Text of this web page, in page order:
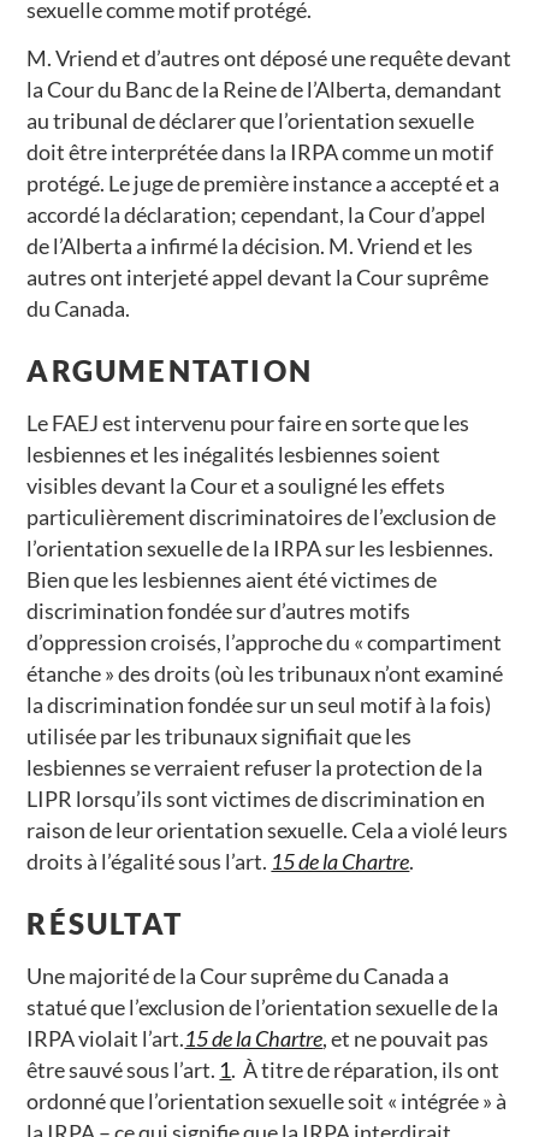
sexuelle comme motif protégé.
M. Vriend et d’autres ont déposé une requête devant
la Cour du Banc de la Reine de l’Alberta, demandant
au tribunal de déclarer que l’orientation sexuelle
doit être interprétée dans la IRPA comme un motif
protégé. Le juge de première instance a accepté et a
accordé la déclaration; cependant, la Cour d’appel
de l’Alberta a infirmé la décision. M. Vriend et les
autres ont interjeté appel devant la Cour suprême
du Canada.
ARGUMENTATION
Le FAEJ est intervenu pour faire en sorte que les
lesbiennes et les inégalités lesbiennes soient
visibles devant la Cour et a souligné les effets
particulièrement discriminatoires de l’exclusion de
l’orientation sexuelle de la IRPA sur les lesbiennes.
Bien que les lesbiennes aient été victimes de
discrimination fondée sur d’autres motifs
d’oppression croisés, l’approche du « compartiment
étanche » des droits (où les tribunaux n’ont examiné
la discrimination fondée sur un seul motif à la fois)
utilisée par les tribunaux signifiait que les
lesbiennes se verraient refuser la protection de la
LIPR lorsqu’ils sont victimes de discrimination en
raison de leur orientation sexuelle. Cela a violé leurs
droits à l’égalité sous l’art. 15 de la Chartre.
RÉSULTAT
Une majorité de la Cour suprême du Canada a
statué que l’exclusion de l’orientation sexuelle de la
IRPA violait l’art.15 de la Chartre, et ne pouvait pas
être sauvé sous l’art. 1. À titre de réparation, ils ont
ordonné que l’orientation sexuelle soit « intégrée » à